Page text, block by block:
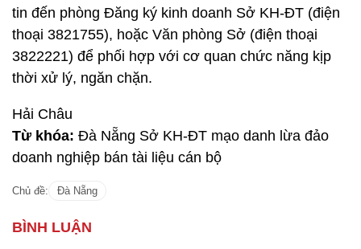
tin đến phòng Đăng ký kinh doanh Sở KH-ĐT (điện
thoại 3821755), hoặc Văn phòng Sở (điện thoại
3822221) để phối hợp với cơ quan chức năng kịp
thời xử lý, ngăn chặn.
Hải Châu
Từ khóa: Đà Nẵng Sở KH-ĐT mạo danh lừa đảo
doanh nghiệp bán tài liệu cán bộ
Chủ đề: Đà Nẵng